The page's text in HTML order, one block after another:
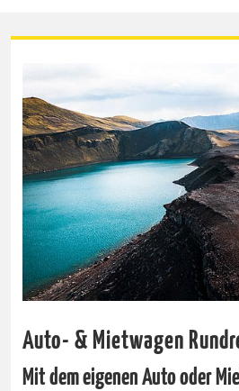
Auto- & Mietwagen
Mit dem eigenen Auto oder